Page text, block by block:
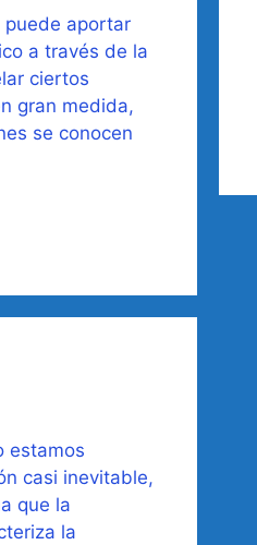
puede aportar
a través de la
ciertos
gran medida,
se conocen
estamos
casi inevitable,
que la
la